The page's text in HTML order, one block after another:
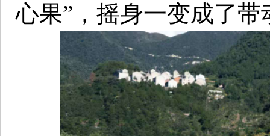
心果”，摇身一变成了带